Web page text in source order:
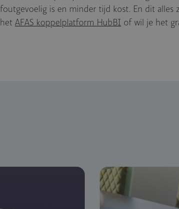
foutgevoelig is en minder tijd kost. En dit
het AFAS koppelplatform HubBI of wil je het